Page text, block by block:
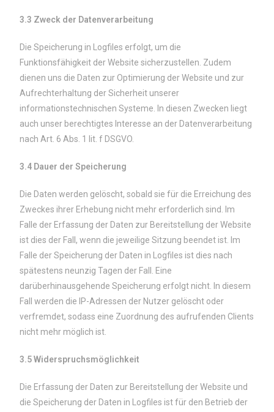
3.3 Zweck der Datenverarbeitung
Die Speicherung in Logfiles erfolgt, um die
Funktionsfähigkeit der Website sicherzustellen. Zudem
dienen uns die Daten zur Optimierung der Website und zur
Aufrechterhaltung der Sicherheit unserer
informationstechnischen Systeme. In diesen Zwecken liegt
auch unser berechtigtes Interesse an der Datenverarbeitung
nach Art. 6 Abs. 1 lit. f DSGVO.
3.4 Dauer der Speicherung
Die Daten werden gelöscht, sobald sie für die Erreichung des
Zweckes ihrer Erhebung nicht mehr erforderlich sind. Im
Falle der Erfassung der Daten zur Bereitstellung der Website
ist dies der Fall, wenn die jeweilige Sitzung beendet ist. Im
Falle der Speicherung der Daten in Logfiles ist dies nach
spätestens neunzig Tagen der Fall. Eine
darüberhinausgehende Speicherung erfolgt nicht. In diesem
Fall werden die IP-Adressen der Nutzer gelöscht oder
verfremdet, sodass eine Zuordnung des aufrufenden Clients
nicht mehr möglich ist.
3.5 Widerspruchsmöglichkeit
Die Erfassung der Daten zur Bereitstellung der Website und
die Speicherung der Daten in Logfiles ist für den Betrieb der